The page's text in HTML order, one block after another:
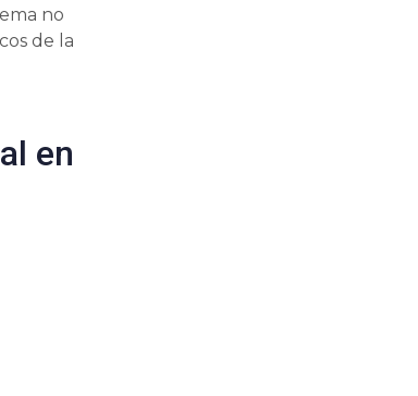
no
de la
en